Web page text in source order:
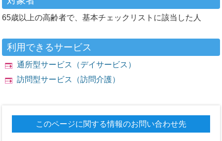
65歳以上の高齢者で、基本チェックリストに該当した人
利用できるサービス
通所型サービス（デイサービス）
訪問型サービス（訪問介護）
このページに関する情報のお問い合わせ先